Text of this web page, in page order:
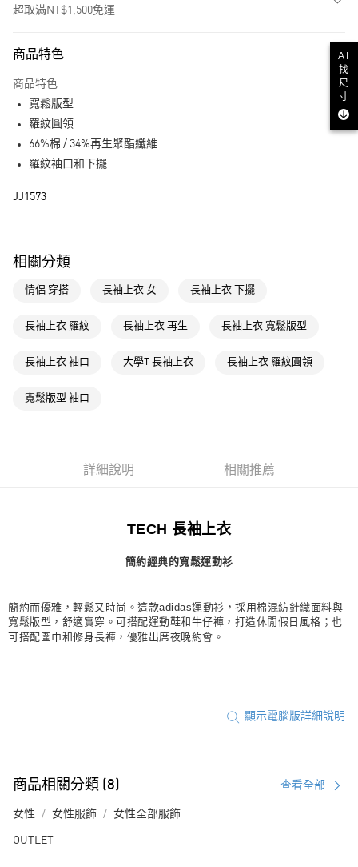
超取滿NT$1,500免運
LINE Pay
運送方式
付款後全家取貨
每筆NT$80，滿NT$1,500(含以上)免運費
萊爾富取貨付款
每筆NT$80，滿NT$1,500(含以上)免運費
付款後7-11取貨
每筆NT$80，滿NT$1,500(含以上)免運費
商品特色
商品特色
寬鬆版型
羅紋圓領
66%棉 / 34%再生聚酯纖維
羅紋袖口和下擺
JJ1573
相關分類
情侶 穿搭 長袖上衣 女 長袖上衣 下擺
長袖上衣 羅紋 長袖上衣 再生 長袖上衣 寬鬆版型
長袖上衣 袖口 大學T 長袖上衣 長袖上衣 羅紋圓領
寬鬆版型 袖口
詳細說明 相關推薦
TECH 長袖上衣
簡約經典的寬鬆運動衫
簡約而優雅，輕鬆又時尚。這款adidas運動衫，採用棉混紡針織面料與
寬鬆版型，舒適實穿。可搭配運動鞋和牛仔褲，打造休閒假日風格；也
可搭配圍巾和修身長褲，優雅出席夜晚約會。
顯示電腦版詳細說明
商品相關分類 (8) 查看全部
女性 女性服飾 女性全部服飾
OUTLET
AI
找
尺
寸